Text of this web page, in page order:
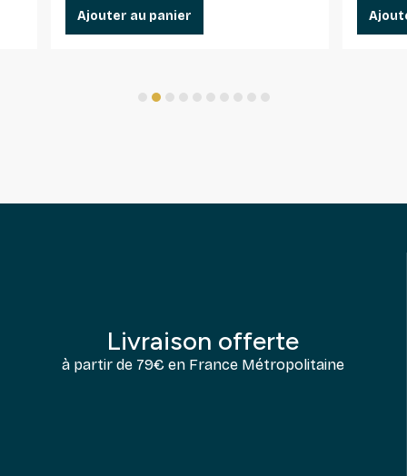
Ajouter au panier
Livraison offerte
à partir de 79€ en France Métropolitaine